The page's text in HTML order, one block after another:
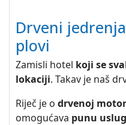
Drveni
plovi
Zamisli hotel koji se
lokaciji. Takav je naš
Riječ je o drvenoj
omogućava punu